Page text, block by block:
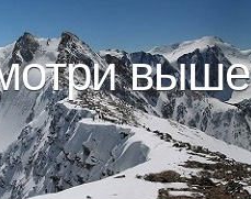
выше